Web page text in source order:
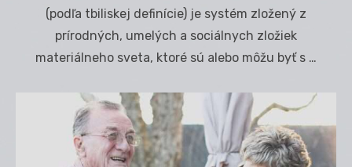
(podľa tbiliskej definície) je systém zložený z
prírodných, umelých a sociálnych zložiek
materiálneho sveta, ktoré sú alebo môžu byť s …